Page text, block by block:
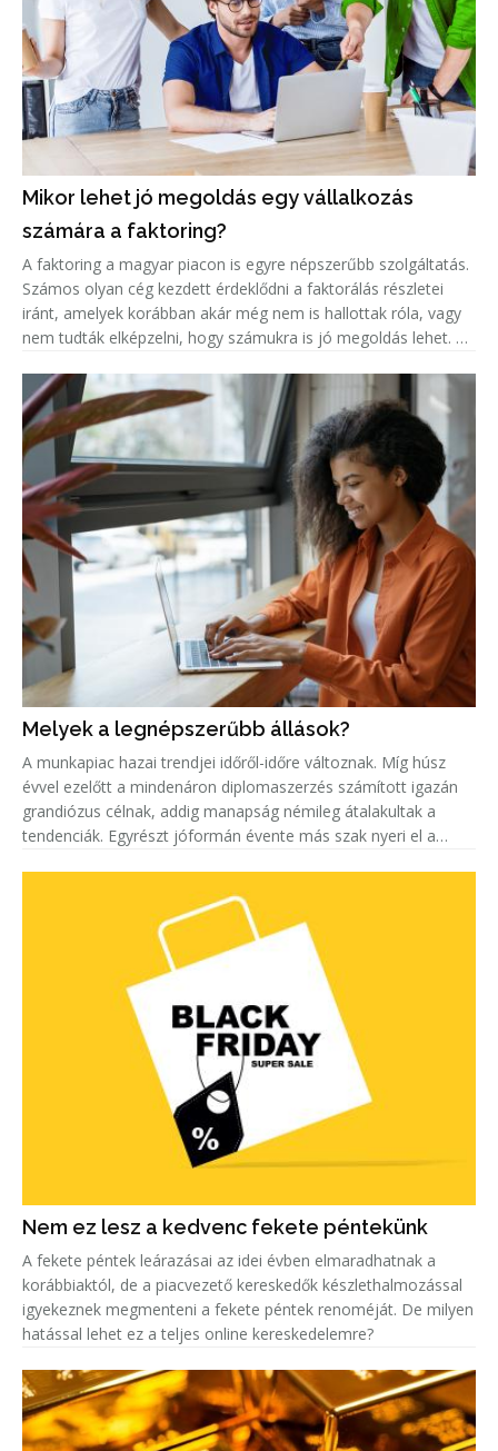
Mikor lehet jó megoldás egy vállalkozás
számára a faktoring?
A faktoring a magyar piacon is egyre népszerűbb szolgáltatás.
Számos olyan cég kezdett érdeklődni a faktorálás részletei
iránt, amelyek korábban akár még nem is hallottak róla, vagy
nem tudták elképzelni, hogy számukra is jó megoldás lehet. A
Melyek a legnépszerűbb állások?
A munkapiac hazai trendjei időről-időre változnak. Míg húsz
évvel ezelőtt a mindenáron diplomaszerzés számított igazán
grandiózus célnak, addig manapság némileg átalakultak a
tendenciák. Egyrészt jóformán évente más szak nyeri el a
Nem ez lesz a kedvenc fekete péntekünk
A fekete péntek leárazásai az idei évben elmaradhatnak a
korábbiaktól, de a piacvezető kereskedők készlethalmozással
igyekeznek megmenteni a fekete péntek renoméját. De milyen
hatással lehet ez a teljes online kereskedelemre?